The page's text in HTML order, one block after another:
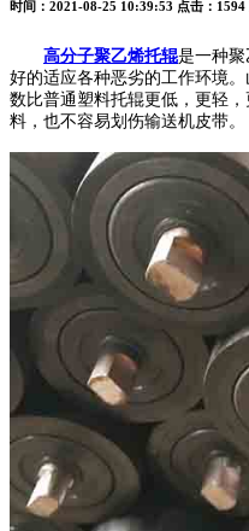
时间：2021-08-25 10:39:53 点击：1594
高分子聚乙烯托辊是一种聚
好的适应各种恶劣的工作环境
数比普通塑料托辊更低，更轻
料，也不容易划伤输送机皮带。